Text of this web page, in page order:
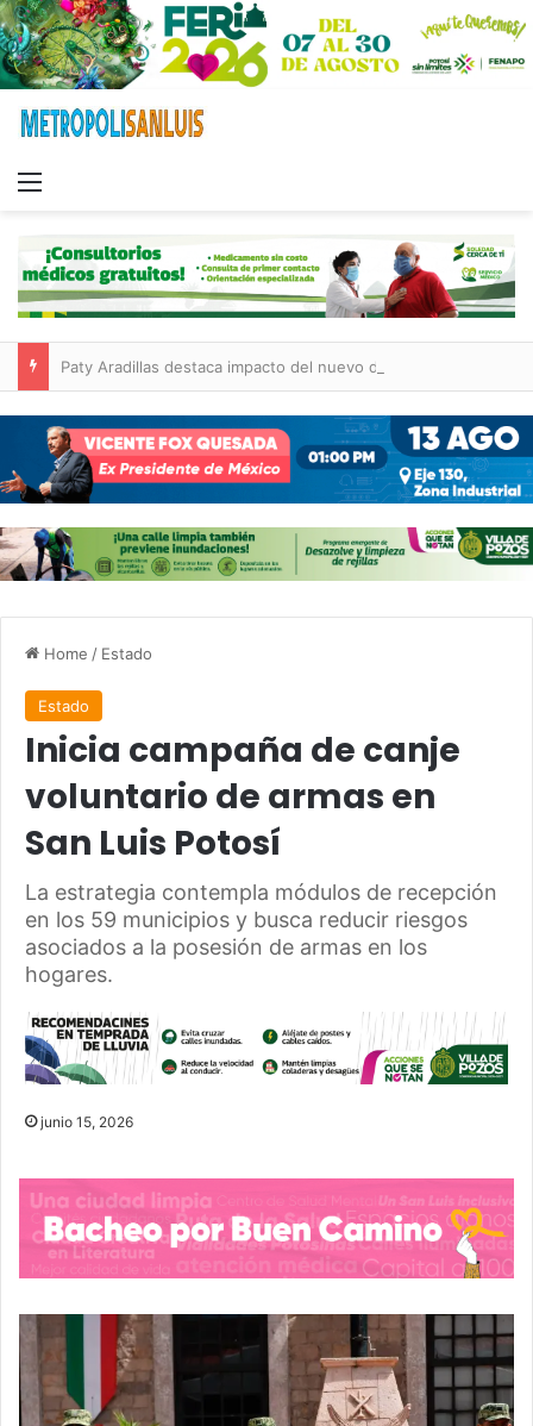
Home / Estado
Estado
Inicia campaña de canje
voluntario de armas en
San Luis Potosí
La estrategia contempla módulos de recepción
en los 59 municipios y busca reducir riesgos
asociados a la posesión de armas en los
hogares.
junio 15, 2026